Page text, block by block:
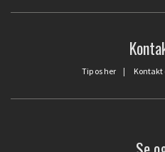
Tip os her | Kontakt